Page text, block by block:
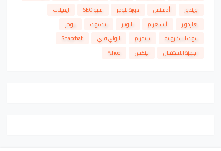
ويندوز
أدسنس دورة بلوجر سيو SEO
ايميلات
هاردوير
أنستغرام التويتر تيك توك
بلوجر
بنوك الالكترونية
تيليجرام الواي فاي
Snapchat
اجهزة الاستقبال
لينكس Yahoo